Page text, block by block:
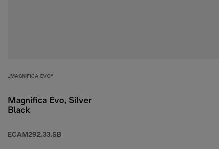
„MAGNIFICA EVO“
Magnifica Evo, Silver
Black
ECAM292.33.SB